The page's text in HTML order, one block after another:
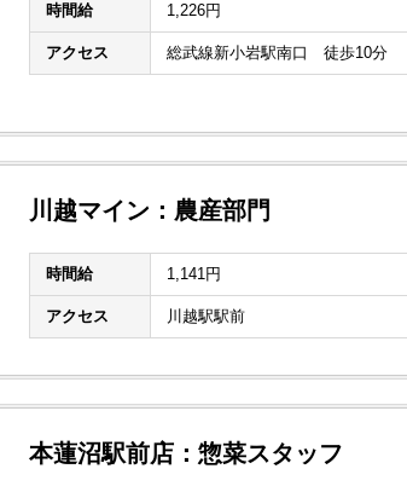
時間給 1,226円
アクセス 総武線新小岩駅南口 徒歩10分
川越マイン：農産部門
時間給 1,141円
アクセス 川越駅駅前
本蓮沼駅前店：惣菜スタッフ